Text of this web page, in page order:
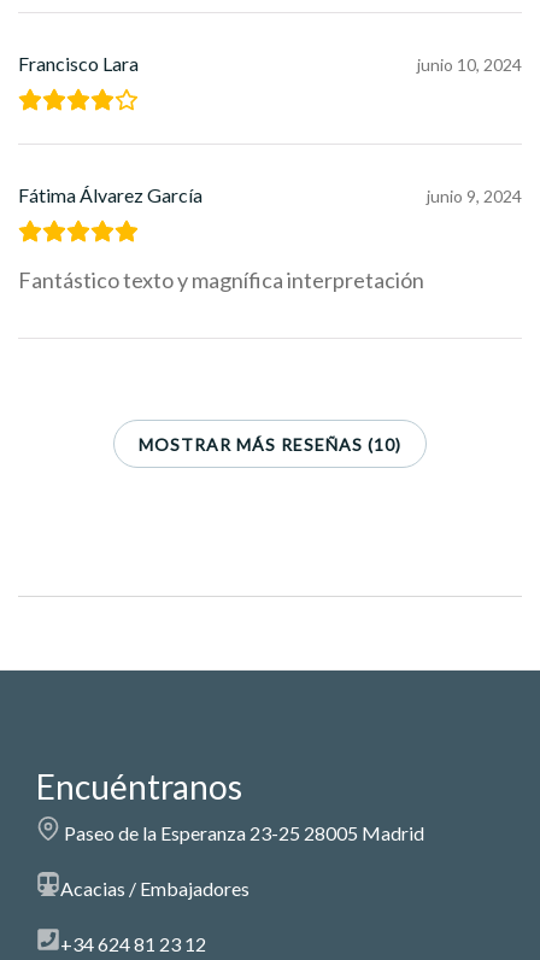
Francisco Lara junio 10, 2024
Fátima Álvarez García junio 9, 2024
Fantástico texto y magnífica interpretación
MOSTRAR MÁS RESEÑAS (10)
Encuéntranos
Paseo de la Esperanza 23-25 28005 Madrid
Acacias / Embajadores
+34 624 81 23 12